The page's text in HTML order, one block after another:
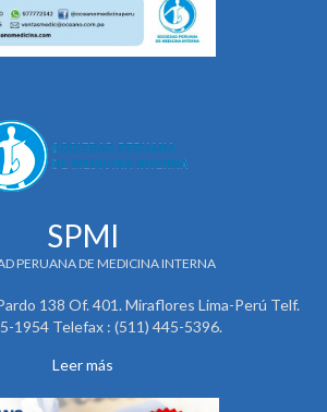
SPMI
PERUANA DE MEDICINA INTERNA
138 Of. 401. Miraflores Lima-Perú Telf.
1954 Telefax : (511) 445-5396.
Leer más